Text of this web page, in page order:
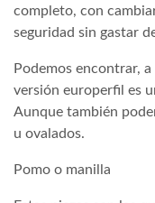
completo, con
seguridad sin gastar
Podemos encontrar,
versión europerfil es
Aunque también
u ovalados.
Pomo o manilla